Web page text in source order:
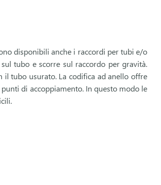
disponibili anche i raccordi per tubi e/o
tubo e scorre sul raccordo per gravità.
tubo usurato. La codifica ad anello offre
di accoppiamento. In questo modo le